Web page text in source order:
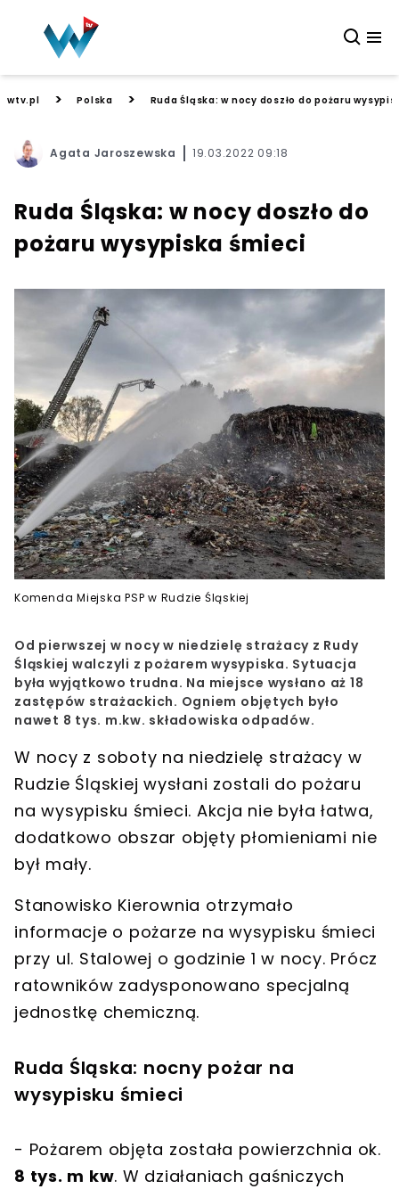
wtv.pl > Polska > Ruda Śląska: w nocy doszło do pożaru
Agata Jaroszewska 19.03.2022 09:18
Ruda Śląska: w nocy doszło do
pożaru wysypiska śmieci
Komenda Miejska PSP w Rudzie Śląskiej
Od pierwszej w nocy w niedzielę strażacy z Rudy
Śląskiej walczyli z pożarem wysypiska. Sytuacja
była wyjątkowo trudna. Na miejsce wysłano aż 18
zastępów strażackich. Ogniem objętych było
nawet 8 tys. m.kw. składowiska odpadów.
W nocy z soboty na niedzielę strażacy w
Rudzie Śląskiej wysłani zostali do pożaru
na wysypisku śmieci. Akcja nie była łatwa,
dodatkowo obszar objęty płomieniami nie
był mały.
Stanowisko Kierownia otrzymało
informacje o pożarze na wysypisku śmieci
przy ul. Stalowej o godzinie 1 w nocy. Prócz
ratowników zadysponowano specjalną
jednostkę chemiczną.
Ruda Śląska: nocny pożar na
wysypisku śmieci
- Pożarem objęta została powierzchnia ok.
8 tys. m kw. W działaniach gaśniczych